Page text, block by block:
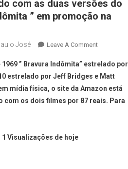
com as duas versões do
” em promoção na
José Leave A Comment
” Bravura Indômita” estrelado por
estrelado por Jeff Bridges e Matt
mídia física, o site da Amazon está
com os dois filmes por 87 reais. Para
1 Visualizações de hoje